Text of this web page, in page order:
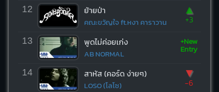
12 ย้ายป่า
คณะขวัญใจ ft.หงา คาราวาน
▲
+3
13 พูดไม่ค่อยเก่ง
AB NORMAL
+New
Entry
14 สาหัส (คอร์ด ง่ายๆ)
LOSO (โลโซ)
▼
-6